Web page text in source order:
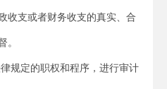
收支或者财务收支的真实、合
。
规定的职权和程序，进行审计